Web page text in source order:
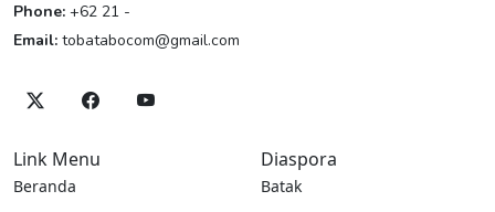
Phone: +62 21 -
Email: tobatabocom@gmail.com
Link Menu
Beranda
Diaspora
Batak